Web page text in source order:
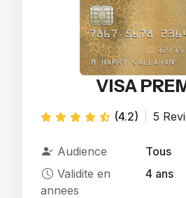
VISA
(4.2) 5
Audience
Tous
Validite en
annees
4 ans